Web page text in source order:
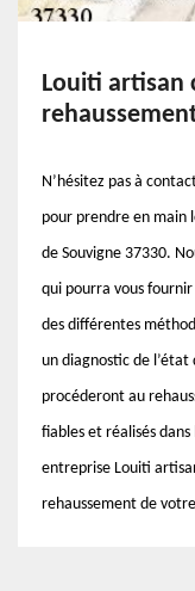
Louiti artisan
N’hésitez pas à
pour prendre en main
de Souvigne 37330.
qui pourra vous
des différentes
un diagnostic de
procéderont au
fiables et réalisés
entreprise Louiti
rehaussement de